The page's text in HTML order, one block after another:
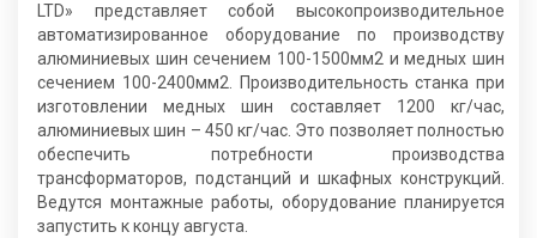
LTD» представляет собой высокопроизводительное
автоматизированное оборудование по производству
алюминиевых шин сечением 100-1500мм2 и медных шин
сечением 100-2400мм2. Производительность станка при
изготовлении медных шин составляет 1200 кг/час,
алюминиевых шин – 450 кг/час. Это позволяет полностью
обеспечить потребности производства
трансформаторов, подстанций и шкафных конструкций.
Ведутся монтажные работы, оборудование планируется
запустить к концу августа.